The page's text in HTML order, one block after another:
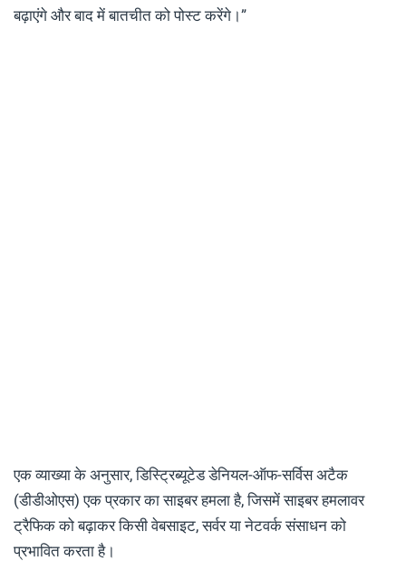
बढ़ाएंगे और बाद में बातचीत को पोस्ट करेंगे।”
एक व्याख्या के अनुसार, डिस्ट्रिब्यूटेड डेनियल-ऑफ-सर्विस अटैक
(डीडीओएस) एक प्रकार का साइबर हमला है, जिसमें साइबर हमलावर
ट्रैफिक को बढ़ाकर किसी वेबसाइट, सर्वर या नेटवर्क संसाधन को
प्रभावित करता है।